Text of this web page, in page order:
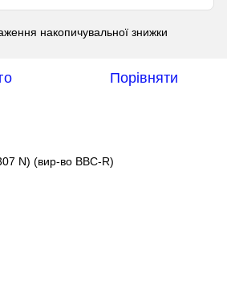
накопичувальної знижки
Порівняти
N) (вир-во BBC-R)